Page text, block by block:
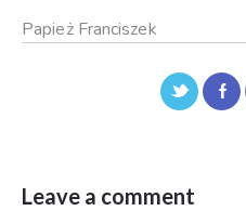
Papież Franciszek
Leave a comment